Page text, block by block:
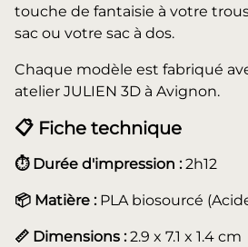
touche de fantaisie à votre
sac ou votre sac à dos.
Chaque modèle est fabriqué
atelier JULIEN 3D à Avignon.
📋 Fiche technique
⏱️ Durée d'impression :2h12
📦 Matière : PLA biosourcé
📏 Dimensions :2.9 x 7.1 x 1.4 cm